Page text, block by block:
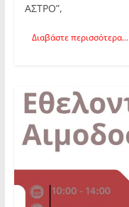
ΑΣΤΡΟ”,
Διαβάστε περισσότερα...